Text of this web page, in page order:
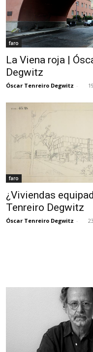
faro
La Viena roja |
Degwitz
Óscar Tenreiro Degwitz -
faro
¿Viviendas
Tenreiro Degwitz
Óscar Tenreiro Degwitz -